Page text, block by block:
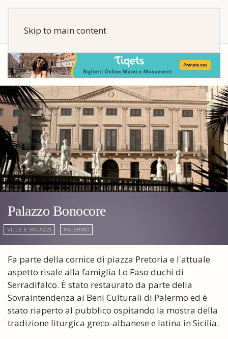
Skip to main content
Palazzo Bonocore
VILLE E PALAZZI PALERMO
Fa parte della cornice di piazza Pretoria e l'attuale
aspetto risale alla famiglia Lo Faso duchi di
Serradifalco. È stato restaurato da parte della
Sovraintendenza ai Beni Culturali di Palermo ed è
stato riaperto al pubblico ospitando la mostra della
tradizione liturgica greco-albanese e latina in Sicilia.